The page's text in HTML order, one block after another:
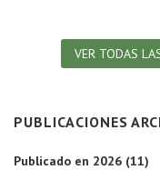
VER TODAS
PUBLICACIONES
Publicado en 2026 (11)